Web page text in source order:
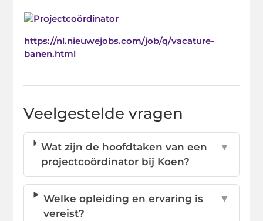
https://nl.nieuwejobs.com/job/q/vacature-
banen.html
Veelgestelde vragen
Wat zijn de hoofdtaken van een
projectcoördinator bij Koen?
▼
Welke opleiding en ervaring is
vereist?
▼